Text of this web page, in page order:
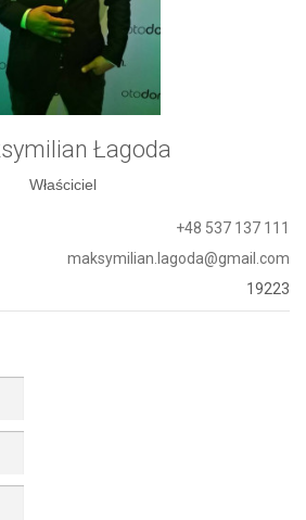
Łagoda
Właściciel
+48 537 137 111
maksymilian.lagoda@gmail.com
19223